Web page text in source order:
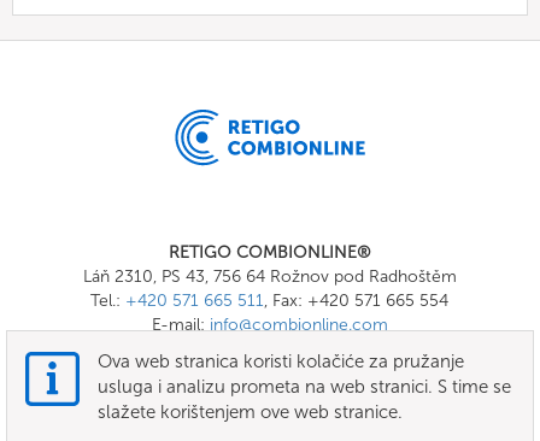
RETIGO COMBIONLINE®
Láň 2310, PS 43, 756 64 Rožnov pod Radhoštěm
Tel.: +420 571 665 511, Fax: +420 571 665 554
E-mail: info@combionline.com
OnlineMenu
Ova web stranica koristi kolačiće za pružanje
usluga i analizu prometa na web stranici. S time se
slažete korištenjem ove web stranice.